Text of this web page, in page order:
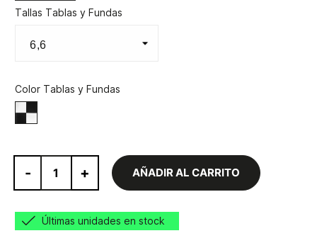
Tallas Tablas y Fundas
Color Tablas y Fundas
Negro/Blanco
- + AÑADIR AL CARRITO
Últimas unidades en stock